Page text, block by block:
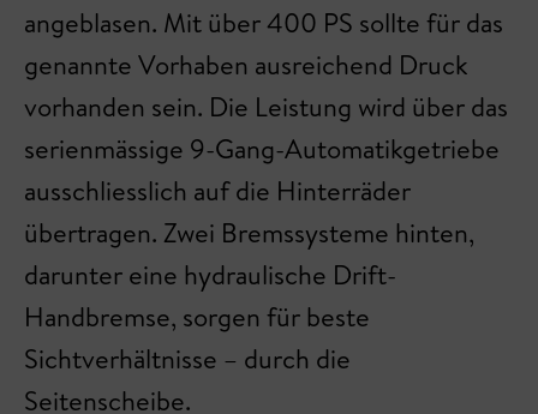
angeblasen. Mit über 400 PS sollte für das
genannte Vorhaben ausreichend Druck
vorhanden sein. Die Leistung wird über das
serienmässige 9-Gang-Automatikgetriebe
ausschliesslich auf die Hinterräder
übertragen. Zwei Bremssysteme hinten,
darunter eine hydraulische Drift-
Handbremse, sorgen für beste
Sichtverhältnisse – durch die
Seitenscheibe.